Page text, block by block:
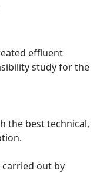
effluent
study for the
the best technical,
out by